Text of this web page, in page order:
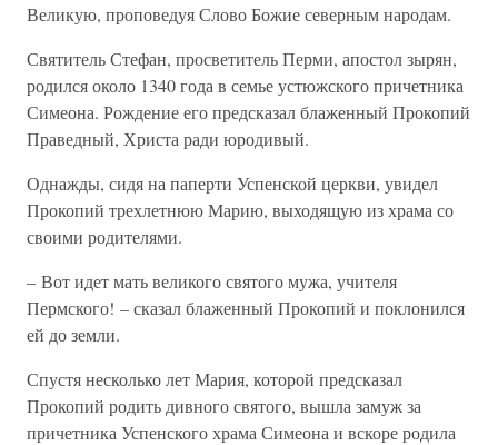
Великую, проповедуя Слово Божие северным народам.
Святитель Стефан, просветитель Перми, апостол зырян,
родился около 1340 года в семье устюжского причетника
Симеона. Рождение его предсказал блаженный Прокопий
Праведный, Христа ради юродивый.
Однажды, сидя на паперти Успенской церкви, увидел
Прокопий трехлетнюю Марию, выходящую из храма со
своими родителями.
– Вот идет мать великого святого мужа, учителя
Пермского! – сказал блаженный Прокопий и поклонился
ей до земли.
Спустя несколько лет Мария, которой предсказал
Прокопий родить дивного святого, вышла замуж за
причетника Успенского храма Симеона и вскоре родила